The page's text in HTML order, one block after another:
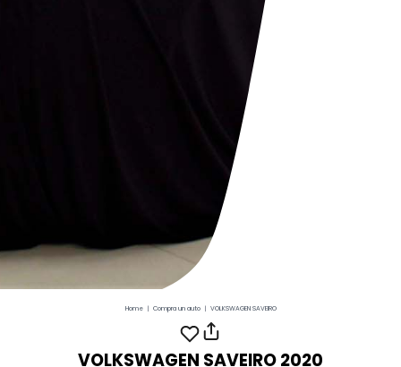
Home | Compra un auto | VOLKSWAGEN SAVEIRO
VOLKSWAGEN SAVEIRO 2020